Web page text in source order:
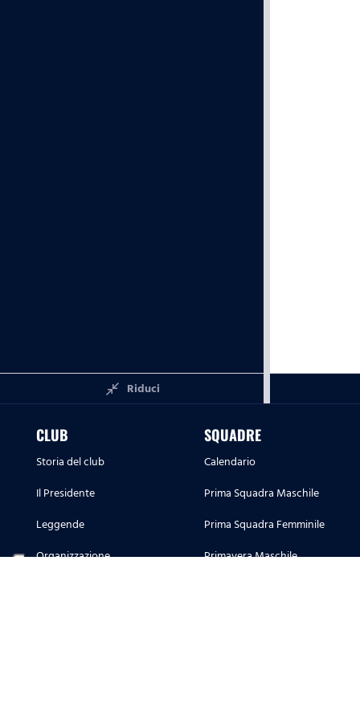
close_fullscreen Riduci
CLUB
Storia del club
Il Presidente
Leggende
Organizzazione
SQUADRE
Calendario
Prima Squadra Maschile
Prima Squadra Femminile
Primavera Maschile